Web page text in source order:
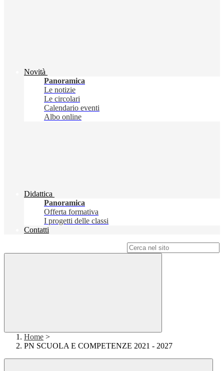
Novità
Panoramica
Le notizie
Le circolari
Calendario eventi
Albo online
Didattica
Panoramica
Offerta formativa
I progetti delle classi
Contatti
Home >
PN SCUOLA E COMPETENZE 2021 - 2027